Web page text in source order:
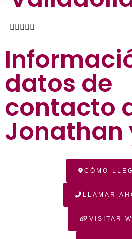

datos de
contacto
Jonathan
CÓMO
LLAMAR
VISITAR